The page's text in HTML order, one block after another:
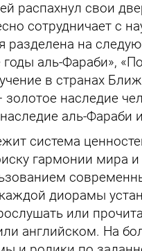
распахнул свои
сотрудничает с
на
аль-Фараби»,
в странах
золотое наследие
аль-Фараби
система
гармонии мира и
диорамы
или
английском. На